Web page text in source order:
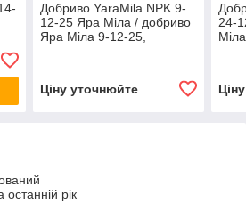
Добриво YaraMila NPK 9-
12-25 Яра Міла / добриво
Яра Міла 9-12-25,
Ціну уточнюйте
24-
останній рік